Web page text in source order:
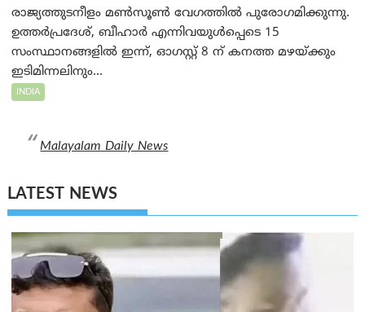
രാജ്യത്തുടനീളം മൺസൂൺ വേഗത്തിൽ പുരോഗമിക്കുന്നു.
ഉത്തർപ്രദേശ്, ബീഹാർ എന്നിവയുൾപ്പെടെ 15
സംസ്ഥാനങ്ങളിൽ ഇന്ന്, ഓഗസ്റ്റ് 8 ന് കനത്ത മഴയ്ക്കും
ഇടിമിന്നലിനും...
INDIA
Malayalam Daily News
LATEST NEWS